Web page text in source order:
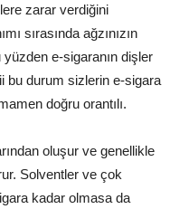
zarar verdiğini
sırasında ağzınızın
e-sigaranın dişler
bu durum sizlerin e-sigara
doğru orantılı.
oluşur ve genellikle
Solventler ve çok
kadar olmasa da